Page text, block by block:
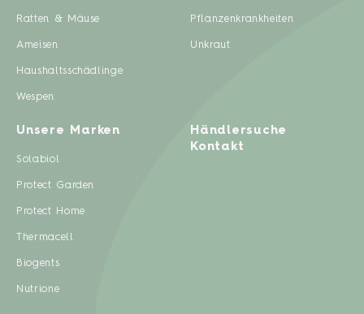
Ratten & Mäuse
Ameisen
Haushaltsschädlinge
Wespen
Pflanzenkrankheiten
Unkraut
Unsere Marken
Solabiol
Protect Garden
Protect Home
Thermacell
Biogents
Nutrione
Händlersuche
Kontakt